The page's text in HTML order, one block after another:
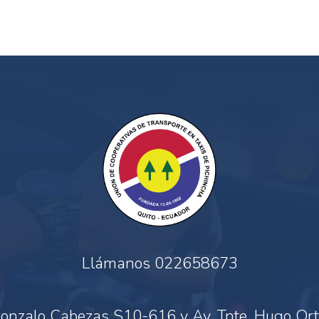
Llámanos 022658673